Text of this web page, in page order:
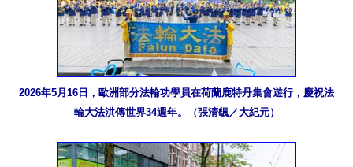
2026年5月16日，歐洲部分法輪功學員在荷蘭鹿特丹集會遊行，慶祝法
輪大法洪傳世界34週年。（張清颻／大紀元）